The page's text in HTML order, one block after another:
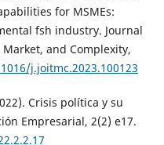
for MSMEs:
fsh industry. Journal
and Complexity,
j.joitmc.2023.100123
Crisis política y su
Empresarial, 2(2) e17.